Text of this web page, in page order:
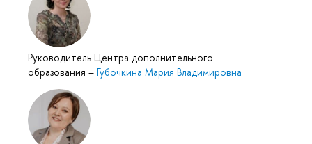
Руководитель Центра дополнительного
образования – Губочкина Мария Владимировна